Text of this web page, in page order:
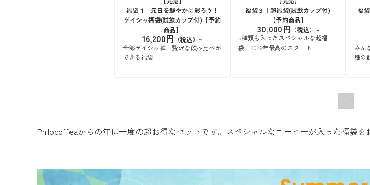
福袋１｜元日を鮮やかに彩ろう！
ゲイシャ福袋(試飲カップ付)【予約
商品】
16,200円
全部ゲイシャ種！贅沢な飲み比べが
できる福袋
福袋３｜超福袋(試飲カップ付)
【予約商品】
30,000円
5種類も入ったスペシャルな超福
袋！2026年最高のスタート
福
みん
種の
1
Philocoffeaからの年に一度の超お得なセットです。スペシャルなコーヒーが入った福袋を